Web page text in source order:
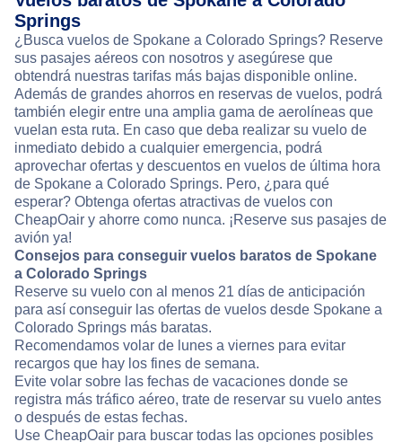
Springs
¿Busca vuelos de Spokane a Colorado Springs? Reserve
sus pasajes aéreos con nosotros y asegúrese que
obtendrá nuestras tarifas más bajas disponible online.
Además de grandes ahorros en reservas de vuelos, podrá
también elegir entre una amplia gama de aerolíneas que
vuelan esta ruta. En caso que deba realizar su vuelo de
inmediato debido a cualquier emergencia, podrá
aprovechar ofertas y descuentos en vuelos de última hora
de Spokane a Colorado Springs. Pero, ¿para qué
esperar? Obtenga ofertas atractivas de vuelos con
CheapOair y ahorre como nunca. ¡Reserve sus pasajes de
avión ya!
Consejos para conseguir vuelos baratos de Spokane
a Colorado Springs
Reserve su vuelo con al menos 21 días de anticipación
para así conseguir las ofertas de vuelos desde Spokane a
Colorado Springs más baratas.
Recomendamos volar de lunes a viernes para evitar
recargos que hay los fines de semana.
Evite volar sobre las fechas de vacaciones donde se
registra más tráfico aéreo, trate de reservar su vuelo antes
o después de estas fechas.
Use CheapOair para buscar todas las opciones posibles